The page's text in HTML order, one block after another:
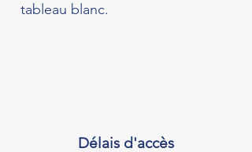
tableau blanc.
Délais d'accès